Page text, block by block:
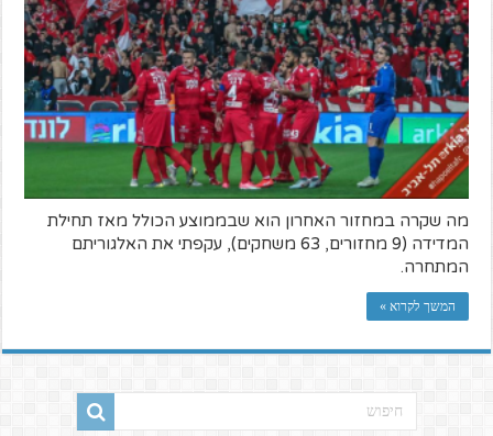
מה שקרה במחזור האחרון הוא שבממוצע הכולל מאז תחילת
המדידה (9 מחזורים, 63 משחקים), עקפתי את האלגוריתם
המתחרה.
המשך לקרוא »